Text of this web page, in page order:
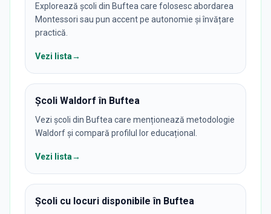
Explorează școli din Buftea care folosesc abordarea
Montessori sau pun accent pe autonomie și învățare
practică.
Vezi lista→
Școli Waldorf în Buftea
Vezi școli din Buftea care menționează metodologie
Waldorf și compară profilul lor educațional.
Vezi lista→
Școli cu locuri disponibile în Buftea